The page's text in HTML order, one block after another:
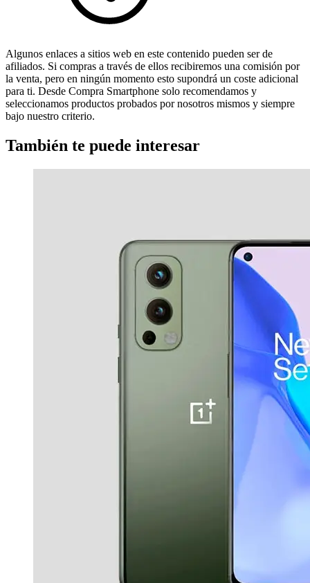
Algunos enlaces a sitios web en este contenido pueden ser de
afiliados. Si compras a través de ellos recibiremos una comisión por
la venta, pero en ningún momento esto supondrá un coste adicional
para ti. Desde Compra Smartphone solo recomendamos y
seleccionamos productos probados por nosotros mismos y siempre
bajo nuestro criterio.
También te puede interesar